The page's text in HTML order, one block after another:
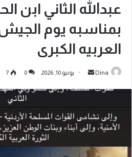
عبدالله الثاني ابن
بمناسبه يوم
العربيه الكبرى
Dina يونيو 10, 2026 0
7